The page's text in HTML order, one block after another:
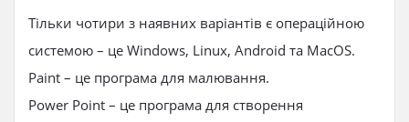
Тільки чотири з наявних варіантів є операційною
системою – це Windows, Linux, Android та MacOS.
Paint – це програма для малювання.
Power Point – це програма для створення